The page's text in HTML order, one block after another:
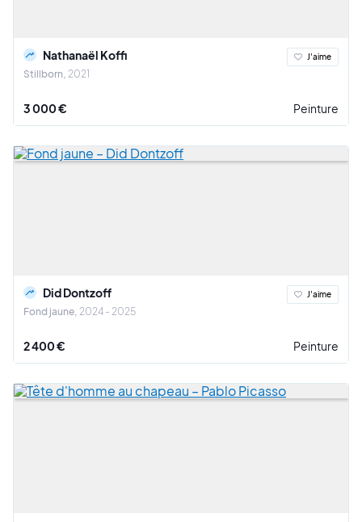
Nathanaël Koffi
Stillborn 2021
J'aime
3 000 € Peinture
Did Dontzoff
Fond jaune 2024 - 2025
J'aime
2 400 € Peinture